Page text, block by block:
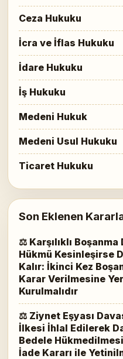
Ceza Hukuku
İcra ve İflas Hukuku
İdare Hukuku
İş Hukuku
Medeni Hukuk
Medeni Usul Hukuku
Ticaret Hukuku
Son Eklenen
⚖ Karşılıklı
Hükmü Kesinleşirse
Kalır: İkinci Kez
Karar Verilmesine
Kurulmalıdır
⚖ Ziynet Eşyası
İlkesi İhlal Edilerek
Bedele Hükmedilmesi
İade Kararı ile